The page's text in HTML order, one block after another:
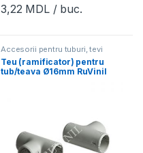
3,22 MDL/ buc.
Accesorii pentru tuburi, tevi
Teu (ramificator) pentru
tub/teava Ø16mm RuVinil